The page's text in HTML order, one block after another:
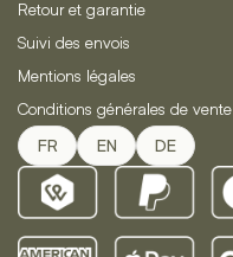
Retour et garantie
Suivi des envois
Mentions légales
Conditions générales de vente
FR EN DE